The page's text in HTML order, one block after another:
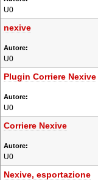
U0
nexive
U0
Plugin Corriere Nexive
U0
Corriere Nexive
U0
Nexive, esportazione